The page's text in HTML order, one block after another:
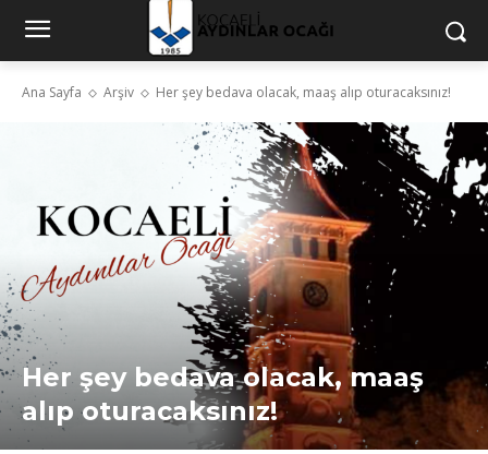
Ana Sayfa Arşiv Her şey bedava olacak, maaş alıp oturacaksınız!
Her şey bedava olacak, maaş
alıp oturacaksınız!